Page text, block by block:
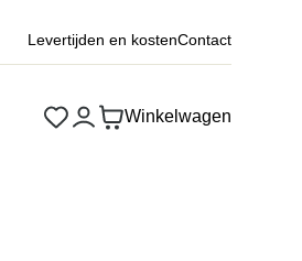
Levertijden en kostenContact
Winkelwagen